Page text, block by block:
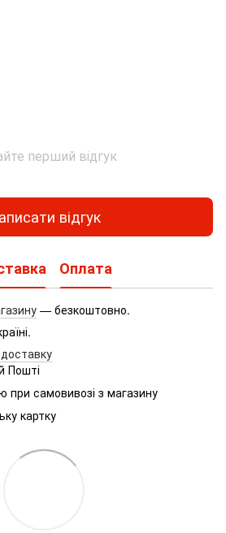
перший відгук
відгук
Оплата
— безкоштовно.
Пошті
при самовивозі з магазину
картку